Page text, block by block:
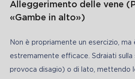
Alleggerimento delle vene
«Gambe in alto»)
Non è propriamente un esercizio, ma
estremamente efficace. Sdraiati sulla
provoca disagio) o di lato, mettendo